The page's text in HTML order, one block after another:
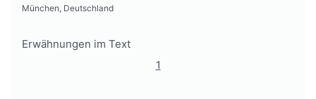
München, Deutschland
Erwähnungen im Text
1